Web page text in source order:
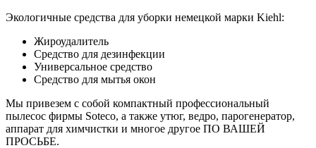
Экологичные средства для уборки немецкой марки Kiehl:
Жироудалитель
Средство для дезинфекции
Универсальное средство
Средство для мытья окон
Мы привезем с собой компактный профессиональный
пылесос фирмы Soteco, а также утюг, ведро, парогенератор,
аппарат для химчистки и многое другое ПО ВАШЕЙ
ПРОСЬБЕ.